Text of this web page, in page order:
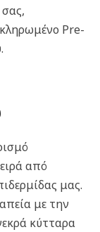
Pre-
από
μας.
με την
κύτταρα